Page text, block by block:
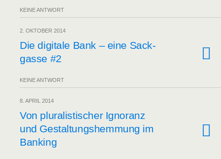
KEINE ANTWORT
2. OKTOBER 2014
Die digi­ta­le Bank – eine Sack­
gas­se #2
KEINE ANTWORT
8. APRIL 2014
Von plu­ra­lis­ti­scher Igno­ranz
und Gestal­tungs­hem­mung im
Banking